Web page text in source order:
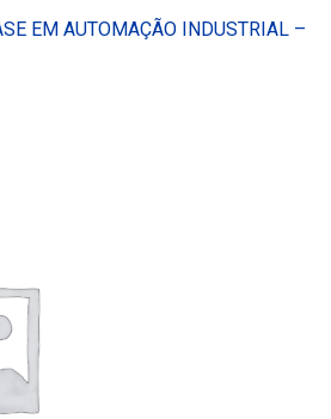
EM AUTOMAÇÃO INDUSTRIAL –